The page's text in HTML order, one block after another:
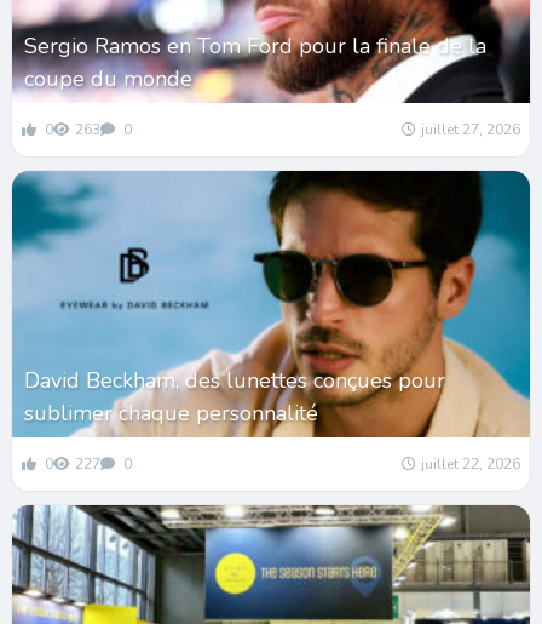
Sergio Ramos en Tom Ford pour la finale de la
coupe du monde
0 263 0 juillet 27, 2026
David Beckham, des lunettes conçues pour
sublimer chaque personnalité
0 227 0 juillet 22, 2026